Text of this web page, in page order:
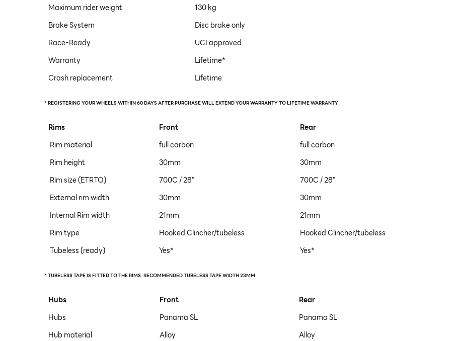
Maximum rider weight
130 kg
Brake System
Disc brake only
Race-Ready
UCI approved
Warranty
Lifetime*
Crash replacement
Lifetime
* REGISTERING YOUR WHEELS WITHIN 60 DAYS AFTER PURCHASE WILL EXTEND YOUR WARRANTY TO LIFETIME WARRANTY
Rims Front
Rear
Rim material
full carbon
full carbon
Rim height
30mm
30mm
Rim size (ETRTO)
700C / 28"
700C / 28"
External rim width
30mm
30mm
Internal Rim width
21mm
21mm
Rim type
Hooked Clincher/tubeless
Hooked Clincher/tubeless
Tubeless (ready)
Yes* Yes*
* TUBELESS TAPE IS FITTED TO THE RIMS. RECOMMENDED TUBELESS TAPE WIDTH 23MM
Hubs Front
Rear
Hubs
Panama SL
Panama SL
Hub material
Alloy
Alloy